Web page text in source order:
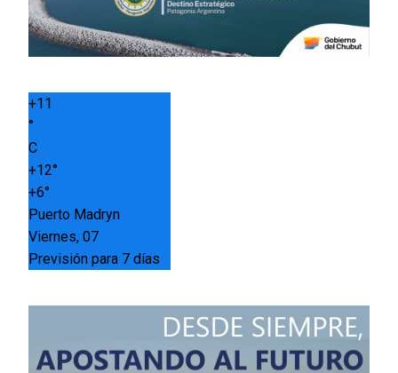
+11
°
C
+12°
+6°
Puerto Madryn
Viernes, 07
Previsión para 7 días